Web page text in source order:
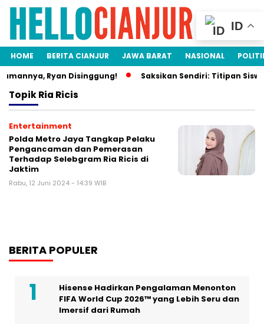
HOME BERITA CIANJUR JAWA BARAT NASIONAL
Ryan Disinggung!
Saksikan Sendiri: Titipan
TopikRia Ricis
Entertainment
Polda Metro Jaya Tangkap Pelaku
Pengancaman dan Pemerasan
Terhadap Selebgram Ria Ricis di
Jaktim
Rabu, 12 Juni 2024 - 14:39 WIB
BERITA POPULER
Hisense Hadirkan Pengalaman Menonton
FIFA World Cup 2026™ yang Lebih Seru dan
Imersif dari Rumah
ID